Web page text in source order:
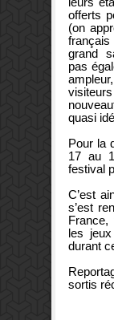
offerts
(on
grand
pas
quasi
Pour la
17 au
festival
C’est
s’est
France,
les
durant
sortis